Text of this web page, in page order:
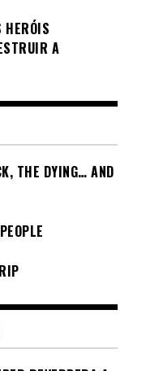
HERÓIS
A
THE DYING… AND